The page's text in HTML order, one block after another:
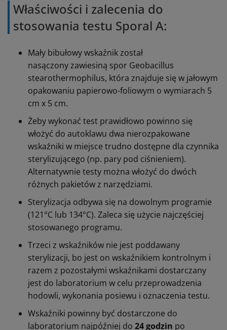
Właściwości i zalecenia do
stosowania testu Sporal A:
Mały bibułowy wskaźnik został
nasączony zawiesiną spor Geobacillus
stearothermophilus, która znajduje się w jałowym
opakowaniu papierowo-foliowym o wymiarach 5
cm x 5 cm.
Żeby wykonać test prawidłowo powinno się
włożyć do autoklawu dwa nierozpakowane
wskaźniki w miejsce trudno dostępne dla czynnika
sterylizującego (np. pary pod ciśnieniem).
Alternatywnie testy można włożyć do dwóch
różnych pakietów z narzędziami.
Sterylizacja odbywa się na dowolnym programie
(121°C lub 134°C). Zaleca się użycie najczęściej
stosowanego programu.
Trzeci z wskaźników nie jest poddawany
sterylizacji, bo jest on wskaźnikiem kontrolnym i
razem z pozostałymi wskaźnikami dostarczany
jest do laboratorium w celu przeprowadzenia
hodowli, wykonania posiewu i oznaczenia testu.
Wskaźniki powinny być dostarczone do
laboratorium najpóźniej do 24 godzin po